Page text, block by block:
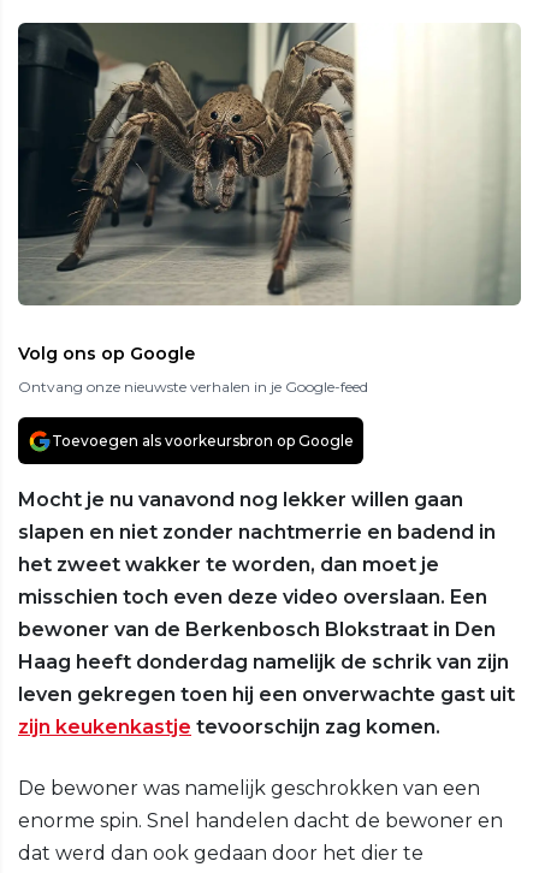
Volg ons op Google
Ontvang onze nieuwste verhalen in je Google-feed
Toevoegen als voorkeursbron op Google
Mocht je nu vanavond nog lekker willen gaan
slapen en niet zonder nachtmerrie en badend in
het zweet wakker te worden, dan moet je
misschien toch even deze video overslaan. Een
bewoner van de Berkenbosch Blokstraat in Den
Haag heeft donderdag namelijk de schrik van zijn
leven gekregen toen hij een onverwachte gast uit
zijn keukenkastje tevoorschijn zag komen.
De bewoner was namelijk geschrokken van een
enorme spin. Snel handelen dacht de bewoner en
dat werd dan ook gedaan door het dier te